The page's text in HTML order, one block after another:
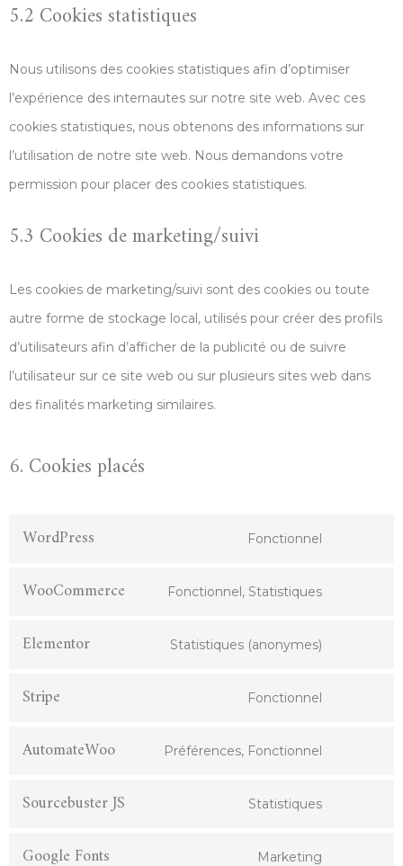
5.2 Cookies statistiques
Nous utilisons des cookies statistiques afin d’optimiser
l’expérience des internautes sur notre site web. Avec ces
cookies statistiques, nous obtenons des informations sur
l’utilisation de notre site web. Nous demandons votre
permission pour placer des cookies statistiques.
5.3 Cookies de marketing/suivi
Les cookies de marketing/suivi sont des cookies ou toute
autre forme de stockage local, utilisés pour créer des profils
d’utilisateurs afin d’afficher de la publicité ou de suivre
l’utilisateur sur ce site web ou sur plusieurs sites web dans
des finalités marketing similaires.
6. Cookies placés
WordPress Fonctionnel
WooCommerce Fonctionnel, Statistiques
Elementor Statistiques (anonymes)
Stripe Fonctionnel
AutomateWoo Préférences, Fonctionnel
Sourcebuster JS Statistiques
Google Fonts Marketing